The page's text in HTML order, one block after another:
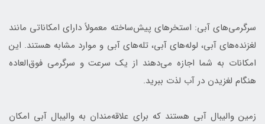
سرگرمی‌های آبی: استخرهای پیش‌ساخته معمولاً دارای امکاناتی مانند
لغزنده‌های آبی، لوله‌های آبی، تله‌های آبی و موارد مشابه هستند. این
امکانات به شما اجازه می‌دهند از یک سرعت و سرگرمی فوق‌العاده
هنگام لغزیدن در آب لذت ببرید.
زمین والیبال آبی هستند که برای علاقه‌مندان به والیبال آبی امکان